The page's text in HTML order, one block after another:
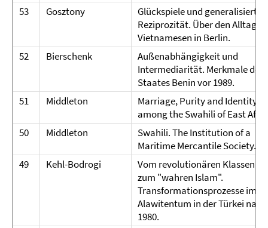
53
Gosztony
Glückspiele und generalisierte
Reziprozität. Über den Alltag
Vietnamesen in Berlin.
52
Bierschenk
Außenabhängigkeit und
Intermediarität. Merkmale des
Staates Benin vor 1989.
51
Middleton
Marriage, Purity and Identity
among the Swahili of East
50
Middleton
Swahili. The Institution of a
Maritime Mercantile Society.
49
Kehl-Bodrogi
Vom revolutionären
zum "wahren Islam".
Transformationsprozesse im
Alawitentum in der Türkei nach
1980.